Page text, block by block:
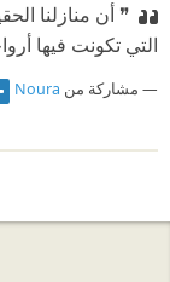
❞ أن منازلنا
التي تكونت فيها
مشاركة من Noura